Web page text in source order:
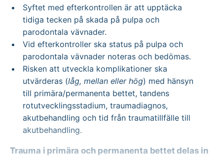
Syftet med efterkontrollen är att upptäcka
tidiga tecken på skada på pulpa och
parodontala vävnader.
Vid efterkontroller ska status på pulpa och
parodontala vävnader noteras och bedömas.
Risken att utveckla komplikationer ska
utvärderas (låg, mellan eller hög) med hänsyn
till primära/permanenta bettet, tandens
rotutvecklingsstadium, traumadiagnos,
akutbehandling och tid från traumatillfälle till
akutbehandling.
Trauma i primära och permanenta bettet delas in